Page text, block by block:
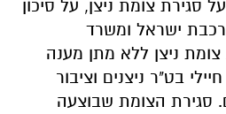
סגירת צומת ניצן, על סיכון
ישראל ומשרד
ניצן ללא מתן מענה
בט"ר ניצנים וציבור
סגירת הצומת שבוצעה